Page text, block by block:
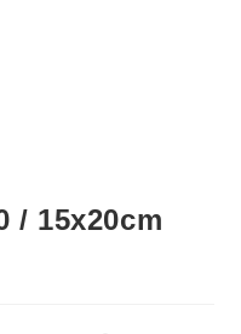
/ 15x20cm